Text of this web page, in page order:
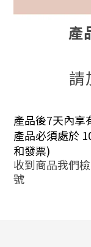
產
請
產品後7天內享
產品必須處於
和發票)
收到商品我們
號